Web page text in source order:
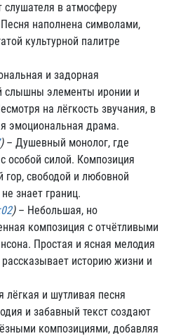
слушателя в атмосферу
наполнена символами,
культурной палитре
и задорная
слышны элементы иронии и
на лёгкость звучания, в
эмоциональная драма.
)– Душевный монолог, где
особой силой. Композиция
гор, свободой и любовной
знает границ.
)– Небольшая, но
композиция с отчётливыми
Простая и ясная мелодия
рассказывает историю жизни и
и шутливая песня
и забавный текст создают
композициями, добавляя